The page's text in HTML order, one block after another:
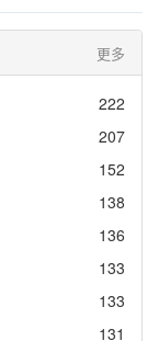
更多
222
207
152
138
136
133
133
131